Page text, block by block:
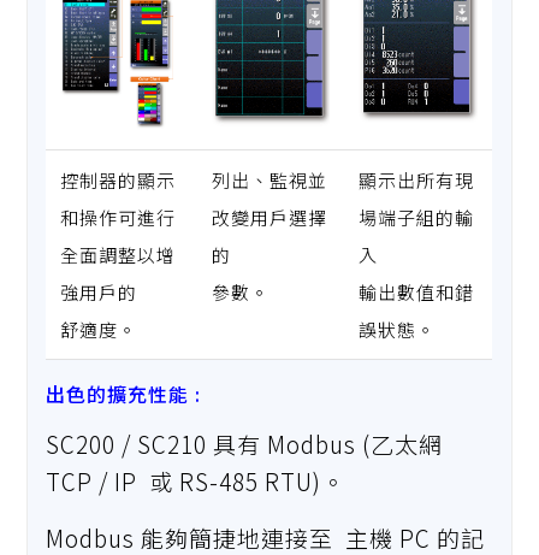
控制器的顯示
和操作可進行
全面調整以增
強用戶的
舒適度。
列出、監視並
改變用戶選擇
的
參數。
顯示出所有現
場端子組的輸
入
輸出數值和錯
誤狀態。
出色的擴充性能 :
SC200 / SC210 具有 Modbus (乙太網
TCP / IP 或 RS-485 RTU)。
Modbus 能夠簡捷地連接至 主機 PC 的記